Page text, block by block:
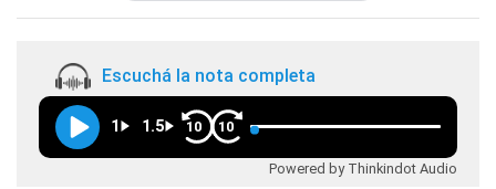
Escuchá la nota completa
1 1.5 10 10
Powered by Thinkindot Audio